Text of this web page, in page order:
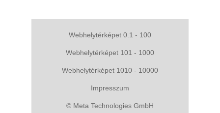
Webhelytérképet 0.1 - 100
Webhelytérképet 101 - 1000
Webhelytérképet 1010 - 10000
Impresszum
© Meta Technologies GmbH